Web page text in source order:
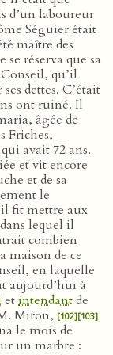
d’un laboureur
Séguier était
maître des
réserva que sa
qu’il
dettes. C’était
ont ruiné. Il
âgée de
Friches,
qui avait 72 ans.
et vit encore
et de sa
le
fit mettre aux
lequel il
combien
maison de ce
en laquelle
aujourd’hui à
etintendantde
Miron, [102][103]
le mois de
un marbre :